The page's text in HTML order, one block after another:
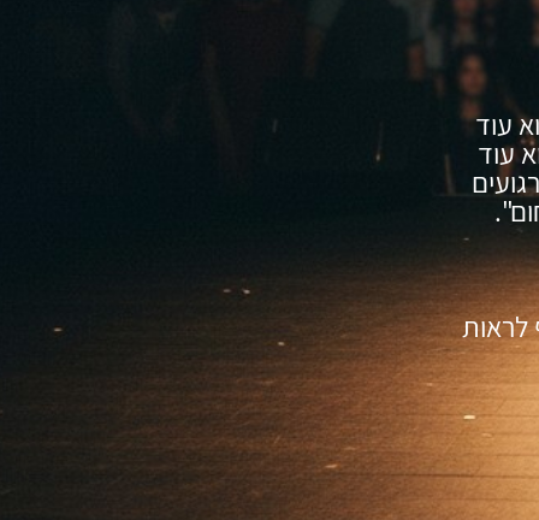
עוד
עוד
לראות